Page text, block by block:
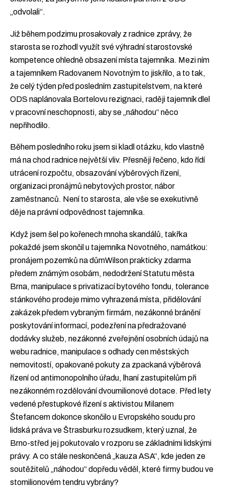
„odvolali“.
Již během podzimu prosakovaly z radnice zprávy, že
starosta se rozhodl využít své výhradní starostovské
kompetence ohledně obsazení místa tajemníka. Mezi ním
a tajemníkem Radovanem Novotným to jiskřilo, a to tak,
že celý týden před posledním zastupitelstvem, na které
ODS naplánovala Bortelovu rezignaci, raději tajemník dlel
v pracovní neschopnosti, aby se „náhodou“ něco
nepřihodilo.
Během posledního roku jsem si kladl otázku, kdo vlastně
má na chod radnice největší vliv. Přesněji řečeno, kdo řídí
utrácení rozpočtu, obsazování výběrových řízení,
organizaci pronájmů nebytových prostor, nábor
zaměstnanců. Není to starosta, ale vše se exekutivně
děje na právní odpovědnost tajemníka.
Když jsem šel po kořenech mnoha skandálů, takřka
pokaždé jsem skončil u tajemníka Novotného, namátkou:
pronájem pozemků na důmWilson prakticky zdarma
předem známým osobám, nedodržení Statutu města
Brna, manipulace s privatizací bytového fondu, tolerance
stánkového prodeje mimo vyhrazená místa, přidělování
zakázek předem vybraným firmám, nezákonné bránění
poskytování informací, podezření na předražované
dodávky služeb, nezákonné zveřejnění osobních údajů na
webu radnice, manipulace s odhady cen městských
nemovitostí, opakované pokuty za zpackaná výběrová
řízení od antimonopolního úřadu, lhaní zastupitelům při
nezákonném rozdělování dvoumilionové dotace. Před lety
vedené přestupkové řízení s aktivistou Milanem
Štefancem dokonce skončilo u Evropského soudu pro
lidská práva ve Štrasburku rozsudkem, který uznal, že
Brno-střed jej pokutovalo v rozporu se základními lidskými
právy. A co stále neskončená „kauza ASA“, kde jeden ze
soutěžitelů „náhodou“ dopředu věděl, které firmy budou ve
stomilionovém tendru vybrány?